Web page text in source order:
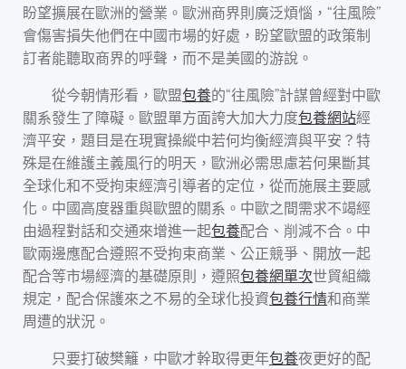
盼望擴展在歐洲的營業。歐洲商界則廣泛煩惱，“往風險”
會傷害損失他們在中國市場的好處，盼望歐盟的政策制
訂者能聽取商界的呼聲，而不是美國的游說。
從今朝情形看，歐盟包養的“往風險”計謀曾經對中歐
關系發生了障礙。歐盟單方面誇大加大力度包養網站經
濟平安，題目是在現實操縱中若何均衡經濟與平安？特
殊是在維護主義風行的明天，歐洲必需思慮若何果斷其
全球化和不受拘束經濟引導者的定位，從而施展主要感
化。中國高度器重與歐盟的關系。中歐之間需求不竭經
由過程對話和交通來增進一起包養配合、削減不合。中
歐兩邊應配合遵照不受拘束商業、公正競爭、開放一起
配合等市場經濟的基礎原則，遵照包養網單次世貿組織
規定，配合保護來之不易的全球化投資包養行情和商業
周遭的狀況。
只要打破樊籬，中歐才幹取得更年包養夜更好的配